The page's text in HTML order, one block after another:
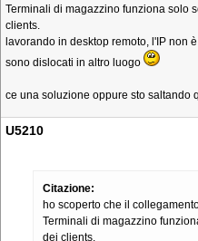
Terminali di magazzino funziona solo
clients.
lavorando in desktop remoto, l'IP non
sono dislocati in altro luogo
ce una soluzione oppure sto saltando
U5210
Citazione:
ho scoperto che il
Terminali di magazzino
dei clients.